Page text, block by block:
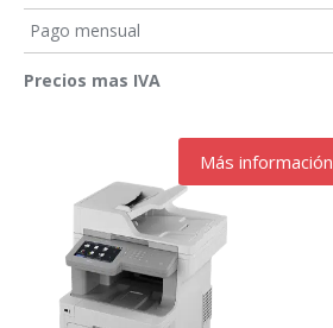
Pago mensual
Precios mas IVA
Más información